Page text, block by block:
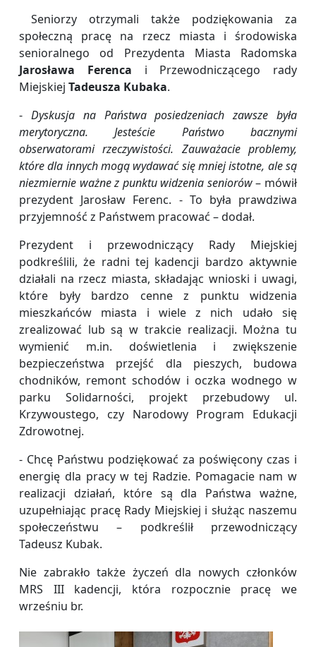
Seniorzy otrzymali także podziękowania za
społeczną pracę na rzecz miasta i środowiska
senioralnego od Prezydenta Miasta Radomska
Jarosława Ferenca i Przewodniczącego rady
Miejskiej Tadeusza Kubaka.
- Dyskusja na Państwa posiedzeniach zawsze była
merytoryczna. Jesteście Państwo bacznymi
obserwatorami rzeczywistości. Zauważacie problemy,
które dla innych mogą wydawać się mniej istotne, ale są
niezmiernie ważne z punktu widzenia seniorów– mówił
prezydent Jarosław Ferenc. - To była prawdziwa
przyjemność z Państwem pracować – dodał.
Prezydent i przewodniczący Rady Miejskiej
podkreślili, że radni tej kadencji bardzo aktywnie
działali na rzecz miasta, składając wnioski i uwagi,
które były bardzo cenne z punktu widzenia
mieszkańców miasta i wiele z nich udało się
zrealizować lub są w trakcie realizacji. Można tu
wymienić m.in. doświetlenia i zwiększenie
bezpieczeństwa przejść dla pieszych, budowa
chodników, remont schodów i oczka wodnego w
parku Solidarności, projekt przebudowy ul.
Krzywoustego, czy Narodowy Program Edukacji
Zdrowotnej.
- Chcę Państwu podziękować za poświęcony czas i
energię dla pracy w tej Radzie. Pomagacie nam w
realizacji działań, które są dla Państwa ważne,
uzupełniając pracę Rady Miejskiej i służąc naszemu
społeczeństwu – podkreślił przewodniczący
Tadeusz Kubak.
Nie zabrakło także życzeń dla nowych członków
MRS III kadencji, która rozpocznie pracę we
wrześniu br.